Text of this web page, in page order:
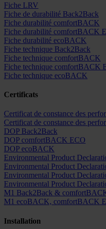
Fiche LRV
Fiche de durabilité Back2Back
Fiche durabilité comfortBACK
Fiche durabilité comfortBACK
Fiche durabilité ecoBACK
Fiche technique Back2Back
Fiche technique comfortBACK
Fiche technique comfortBACK
Fiche technique ecoBACK
Certificats
Certificat de constance des
Certificat de constance des
DOP Back2Back
DOP comfortBACK ECO
DOP ecoBACK
Environmental Product
Environmental Product
Environmental Product
Environmental Product
M1 Back2Back &
M1 ecoBACK, comfortBACK
Installation